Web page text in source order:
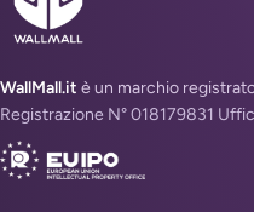
WallMall.it è un marchio
Registrazione N° 018179831